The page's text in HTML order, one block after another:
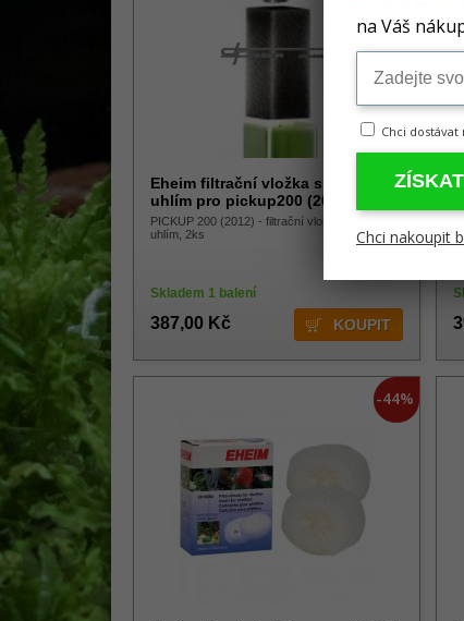
Eheim filtrační vložka s aktivním
uhlím pro pickup200 (2012), 2ks
PICKUP 200 (2012) - filtrační vložka s aktivním
uhlím, 2ks
Skladem 1 balení
387,00 Kč
-44%
na Váš
Chci
Chci nakoupit